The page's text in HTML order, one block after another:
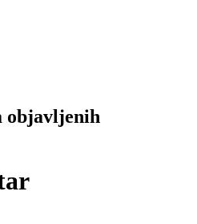
objavljenih